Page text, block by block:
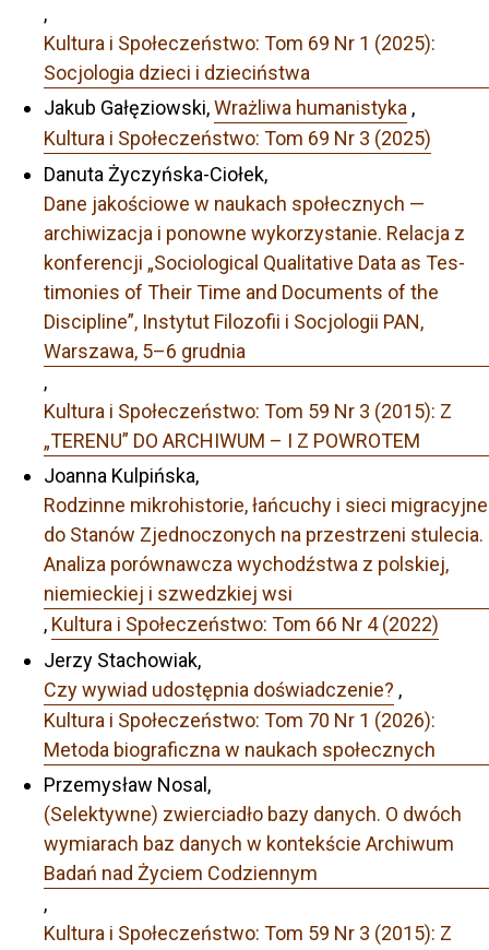
,
Kultura i Społeczeństwo: Tom 69 Nr 1 (2025):
Socjologia dzieci i dzieciństwa
Jakub Gałęziowski,Wrażliwa humanistyka ,
Kultura i Społeczeństwo: Tom 69 Nr 3 (2025)
Danuta Życzyńska-Ciołek,
Dane jakościowe w naukach społecznych —
archiwizacja i ponowne wykorzystanie. Relacja z
konferencji „Sociological Qualitative Data as Tes-
timonies of Their Time and Documents of the
Discipline”, Instytut Filozofii i Socjologii PAN,
Warszawa, 5–6 grudnia
,
Kultura i Społeczeństwo: Tom 59 Nr 3 (2015): Z
„TERENU” DO ARCHIWUM – I Z POWROTEM
Joanna Kulpińska,
Rodzinne mikrohistorie, łańcuchy i sieci migracyjne
do Stanów Zjednoczonych na przestrzeni stulecia.
Analiza porównawcza wychodźstwa z polskiej,
niemieckiej i szwedzkiej wsi
, Kultura i Społeczeństwo: Tom 66 Nr 4 (2022)
Jerzy Stachowiak,
Czy wywiad udostępnia doświadczenie? ,
Kultura i Społeczeństwo: Tom 70 Nr 1 (2026):
Metoda biograficzna w naukach społecznych
Przemysław Nosal,
(Selektywne) zwierciadło bazy danych. O dwóch
wymiarach baz danych w kontekście Archiwum
Badań nad Życiem Codziennym
,
Kultura i Społeczeństwo: Tom 59 Nr 3 (2015): Z